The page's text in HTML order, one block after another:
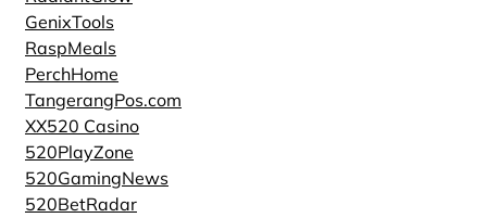
GenixTools
RaspMeals
PerchHome
TangerangPos.com
XX520 Casino
520PlayZone
520GamingNews
520BetRadar